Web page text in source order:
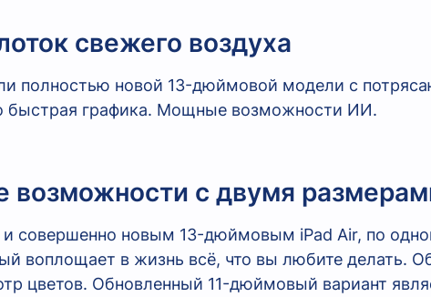
свежего воздуха
полностью новой 13-дюймовой модели с
быстрая графика. Мощные возможности ИИ.
возможности с двумя
совершенно новым 13-дюймовым iPad Air, по
воплощает в жизнь всё, что вы любите делать.
цветов. Обновленный 11-дюймовый вариант